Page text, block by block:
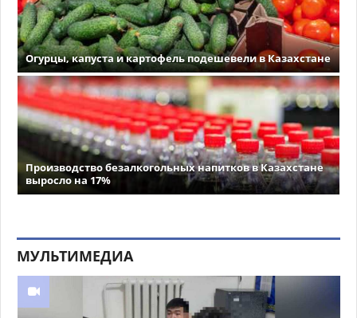
Огурцы, капуста и картофель подешевели в Казахстане
Производство безалкогольных напитков в Казахстане
выросло на 17%
МУЛЬТИМЕДИА